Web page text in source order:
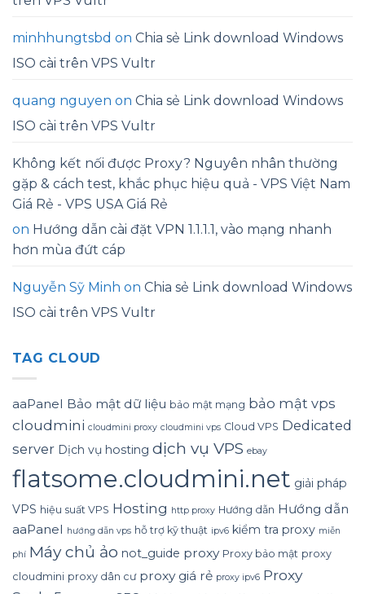
minhhungtsbd on Chia sẻ Link download Windows
ISO cài trên VPS Vultr
quang nguyen on Chia sẻ Link download Windows
ISO cài trên VPS Vultr
Không kết nối được Proxy? Nguyên nhân thường
gặp & cách test, khắc phục hiệu quả - VPS Việt Nam
Giá Rẻ - VPS USA Giá Rẻ
on Hướng dẫn cài đặt VPN 1.1.1.1, vào mạng nhanh
hơn mùa đứt cáp
Nguyễn Sỹ Minh on Chia sẻ Link download Windows
ISO cài trên VPS Vultr
TAG CLOUD
aaPanel Bảo mật dữ liệu bảo mật mạng bảo mật vps
cloudmini cloudmini proxy cloudmini vps Cloud VPS Dedicated
server Dịch vụ hosting dịch vụ VPS ebay
flatsome.cloudmini.net giải pháp
VPS hiệu suất VPS Hosting http proxy Hướng dẫn Hướng dẫn
aaPanel hướng dẫn vps hỗ trợ kỹ thuật ipv6 kiểm tra proxy miễn
phí Máy chủ ảo not_guide proxy Proxy bảo mật proxy
cloudmini proxy dân cư proxy giá rẻ proxy ipv6 Proxy